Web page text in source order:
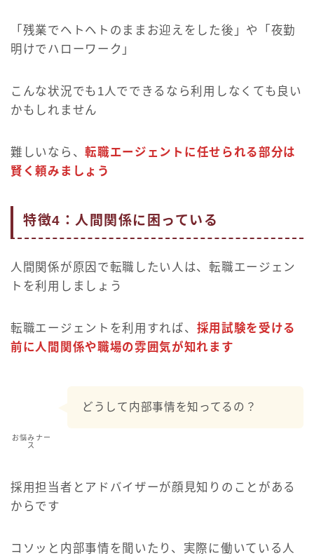
「残業でヘトヘトのままお迎えをした後」や「夜勤
明けでハローワーク」
こんな状況でも1人でできるなら利用しなくても良い
かもしれません
難しいなら、転職エージェントに任せられる部分は
賢く頼みましょう
特徴4：人間関係に困っている
人間関係が原因で転職したい人は、転職エージェン
トを利用しましょう
転職エージェントを利用すれば、 採用試験を受ける
前に人間関係や職場の雰囲気が知れます
お悩みナー
ス
どうして内部事情を知ってるの？
採用担当者とアドバイザーが顔見知りのことがある
からです
コソッと内部事情を聞いたり、実際に働いている人